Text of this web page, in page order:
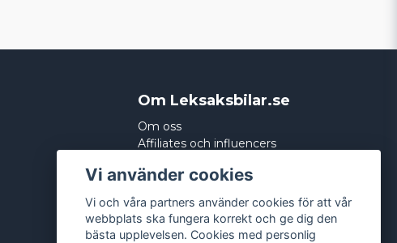
Om Leksaksbilar.se
Om oss
Affiliates och influencers
Integritetspolicy
Vi använder cookies
Vi och våra partners använder cookies för att vår
webbplats ska fungera korrekt och ge dig den
bästa upplevelsen. Cookies med personlig